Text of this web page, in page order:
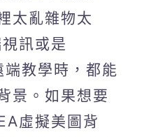
太亂雜物太
訊或是
端教學時，都能
景。如果想要
虛擬美圖背